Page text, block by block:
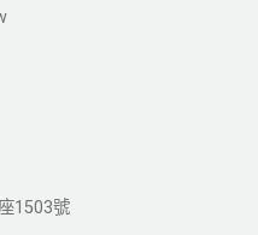
1503號